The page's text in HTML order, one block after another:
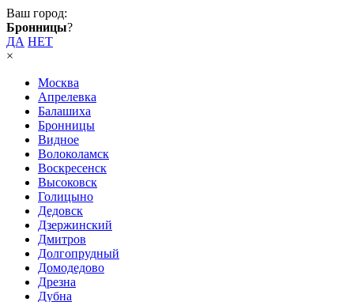
Ваш город:
Бронницы?
ДА НЕТ
×
Москва
Апрелевка
Балашиха
Бронницы
Видное
Волоколамск
Воскресенск
Высоковск
Голицыно
Дедовск
Дзержинский
Дмитров
Долгопрудный
Домодедово
Дрезна
Дубна